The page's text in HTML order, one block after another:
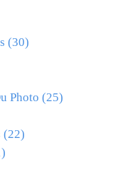
(30)
Photo (25)
(22)